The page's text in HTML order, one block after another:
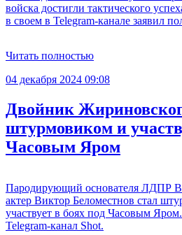
войска достигли тактического
в своем в Telegram-канале заявил
Читать полностью
04 декабря 2024 09:08
Двойник
штурмовиком и
Часовым Яром
Пародирующий основателя ЛДПР
актер Виктор Беломестнов стал
участвует в боях под Часовым
Telegram-канал Shot.